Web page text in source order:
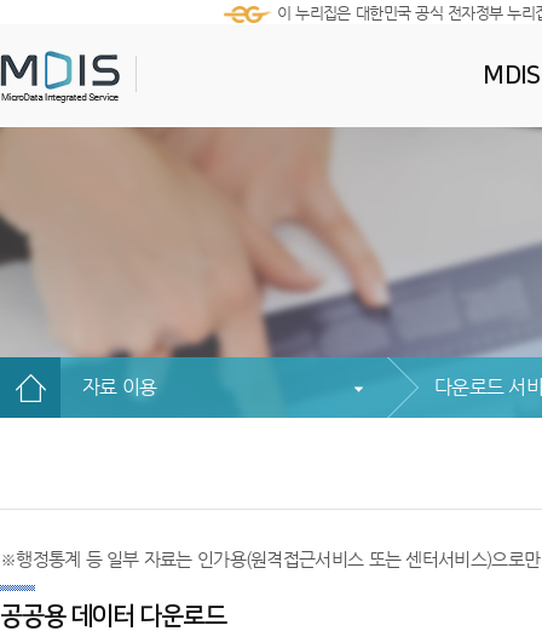
이 누리집은 대한민국 공식 전자정부 누리
자료 이용 다운로드 서
※행정통계 등 일부 자료는 인가용(원격접근서비스 또는 센터서비스)으로
공공용 데이터 다운로드